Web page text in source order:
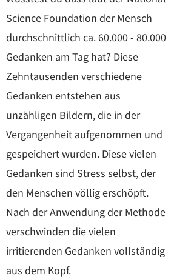
Science Foundation der Mensch
durchschnittlich ca.60.000 - 80.000
Gedanken am Tag hat? Diese
Zehntausenden verschiedene
Gedanken entstehen aus
unzähligen Bildern, die in der
Vergangenheit aufgenommen und
gespeichert wurden. Diese vielen
Gedanken sind Stress selbst, der
den Menschen völlig erschöpft.
Nach der Anwendung der Methode
verschwinden die vielen
irritierenden Gedanken vollständig
aus dem Kopf.